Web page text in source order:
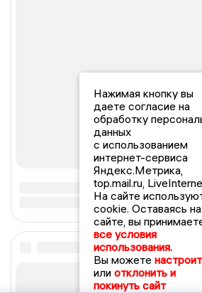
Нажимая кнопку вы
даете согласие на
обработку
данных
с использованием
интернет-сервиса
Яндекс.Метрика,
top.mail.ru,
На сайте
cookie. Оставаясь на
сайте, вы
все условия
использования.
Вы можете
или отклонить и
покинуть сайт